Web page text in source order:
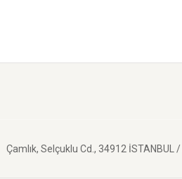
Çamlık, Selçuklu Cd., 34912 İSTANBUL /